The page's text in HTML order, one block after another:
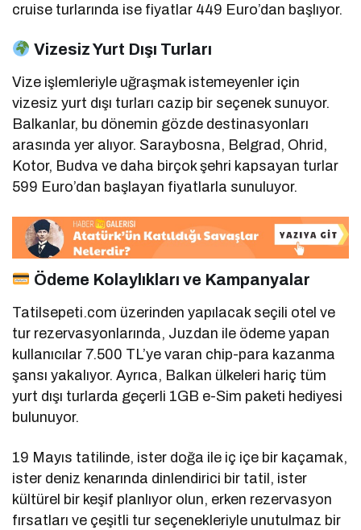
cruise turlarında ise fiyatlar 449 Euro’dan başlıyor.
Vizesiz Yurt Dışı Turları
Vize işlemleriyle uğraşmak istemeyenler için
vizesiz yurt dışı turları cazip bir seçenek sunuyor.
Balkanlar, bu dönemin gözde destinasyonları
arasında yer alıyor. Saraybosna, Belgrad, Ohrid,
Kotor, Budva ve daha birçok şehri kapsayan turlar
599 Euro’dan başlayan fiyatlarla sunuluyor.
Ödeme Kolaylıkları ve Kampanyalar
Tatilsepeti.com üzerinden yapılacak seçili otel ve
tur rezervasyonlarında, Juzdan ile ödeme yapan
kullanıcılar 7.500 TL’ye varan chip-para kazanma
şansı yakalıyor. Ayrıca, Balkan ülkeleri hariç tüm
yurt dışı turlarda geçerli 1GB e-Sim paketi hediyesi
bulunuyor.
19 Mayıs tatilinde, ister doğa ile iç içe bir kaçamak,
ister deniz kenarında dinlendirici bir tatil, ister
kültürel bir keşif planlıyor olun, erken rezervasyon
fırsatları ve çeşitli tur seçenekleriyle unutulmaz bir